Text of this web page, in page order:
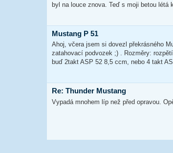
byl na louce znova. Teď s moji betou létá
Mustang P 51
Ahoj, včera jsem si dovezl překrásného
zatahovací podvozek ;) . Rozměry:
buď 2takt ASP 52 8,5 ccm, nebo 4 takt
Re: Thunder Mustang
Vypadá mnohem líp než před opravou.